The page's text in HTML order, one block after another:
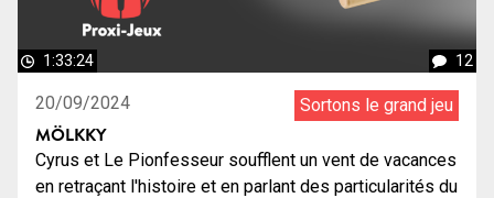
1:33:24 12
20/09/2024 Sortons le grand jeu
MÖLKKY
Cyrus et Le Pionfesseur soufflent un vent de vacances
en retraçant l'histoire et en parlant des particularités du